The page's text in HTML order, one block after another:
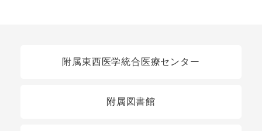
附属東西医学統合医療センター
附属図書館